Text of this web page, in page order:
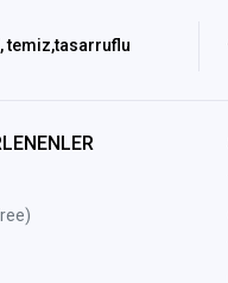
temiz,tasarruflu